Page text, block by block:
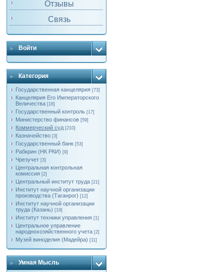
Отзывы
Связь
Войти
Категория
Государственная канцелярия [73]
Канцелярия Его Императорского
Величества [16]
Государственный контроль [17]
Министерство финансов [59]
Коммерческий суд [210]
Казначейство [3]
Государственный банк [53]
Рабкрин (НК РКИ) [9]
Чрезучет [3]
Центральная контрольная
комиссия [2]
Центральный институт труда [21]
Институт научной организации
производства (Таганрог) [12]
Институт научной организации
труда (Казань) [19]
Институт техники управления [1]
Центральное управление
народнохозяйственного учета [2]
Музей виноделия (Мадейра) [11]
Умная Мысль